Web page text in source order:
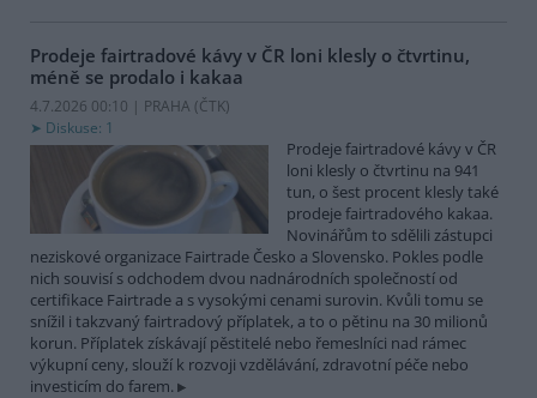
Prodeje fairtradové kávy v ČR loni klesly o čtvrtinu,
méně se prodalo i kakaa
4.7.2026 00:10 | PRAHA (ČTK)
Diskuse: 1
Prodeje fairtradové kávy v ČR
loni klesly o čtvrtinu na 941
tun, o šest procent klesly také
prodeje fairtradového kakaa.
Novinářům to sdělili zástupci
neziskové organizace Fairtrade Česko a Slovensko. Pokles podle
nich souvisí s odchodem dvou nadnárodních společností od
certifikace Fairtrade a s vysokými cenami surovin. Kvůli tomu se
snížil i takzvaný fairtradový příplatek, a to o pětinu na 30 milionů
korun. Příplatek získávají pěstitelé nebo řemeslníci nad rámec
výkupní ceny, slouží k rozvoji vzdělávání, zdravotní péče nebo
investicím do farem.